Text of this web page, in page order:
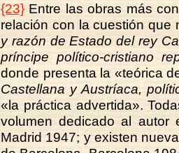
{23} Entre las obras más
relación con la cuestión que
y razón de Estado del rey
príncipe político-cristiano
donde presenta la «teórica
Castellana y Austríaca,
«la práctica advertida».
volumen dedicado al autor
Madrid 1947; y existen